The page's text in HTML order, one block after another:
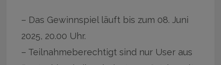
– Das Gewinnspiel läuft bis zum 08. Juni
2025, 20.00 Uhr.
– Teilnahmeberechtigt sind nur User aus